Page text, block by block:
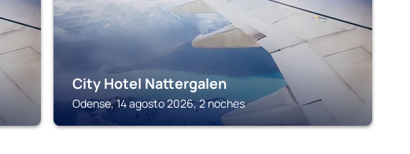
City Hotel Nattergalen
Odense, 14 agosto 2026, 2 noches